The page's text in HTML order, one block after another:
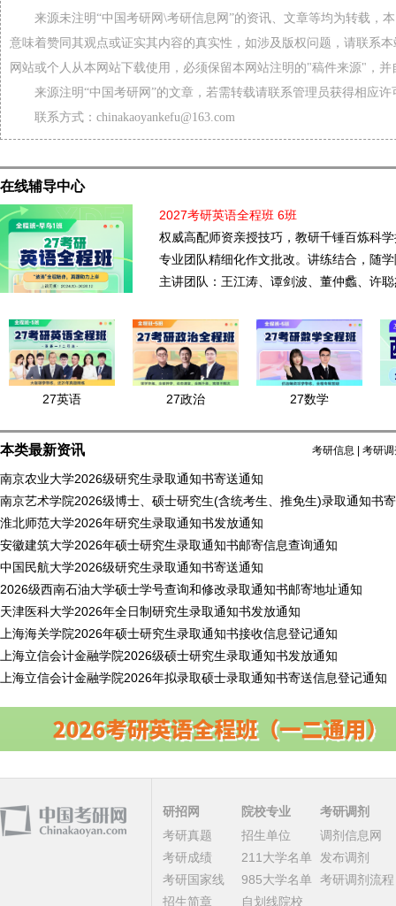
来源未注明“中国考研网\考研信息网”的资讯、文章等均为转载，
意味着赞同其观点或证实其内容的真实性，如涉及版权问题，请联系
网站或个人从本网站下载使用，必须保留本网站注明的"稿件来源"，
来源注明“中国考研网”的文章，若需转载请联系管理员获得相应许
联系方式：chinakaoyankefu@163.com
在线辅导中心
2027考研英语全程班 6班
权威高配师资亲授技巧，教研千锤百炼科
专业团队精细化作文批改。讲练结合，随
主讲团队：王江涛、谭剑波、董仲蠡、许
27英语 27政治 27数学
本类最新资讯 考研信息 考研
南京农业大学2026级研究生录取通知书寄送通知
南京艺术学院2026级博士、硕士研究生(含统考生、推免生)录取通知书
淮北师范大学2026年研究生录取通知书发放通知
安徽建筑大学2026年硕士研究生录取通知书邮寄信息查询通知
中国民航大学2026级研究生录取通知书寄送通知
2026级西南石油大学硕士学号查询和修改录取通知书邮寄地址通知
天津医科大学2026年全日制研究生录取通知书发放通知
上海海关学院2026年硕士研究生录取通知书接收信息登记通知
上海立信会计金融学院2026级硕士研究生录取通知书发放通知
上海立信会计金融学院2026年拟录取硕士录取通知书寄送信息登记通知
研招网
考研真题
考研成绩
考研国家线
招生简章
院校专业
招生单位
211大学名单
985大学名单
自划线院校
考研调剂
调剂信息网
发布调剂
考研调剂流程